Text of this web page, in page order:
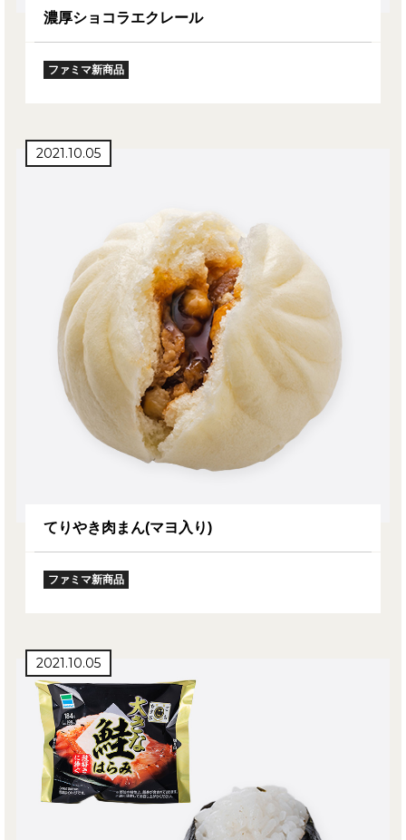
濃厚ショコラエクレール
ファミマ新商品
2021.10.05
てりやき肉まん(マヨ入り)
ファミマ新商品
2021.10.05